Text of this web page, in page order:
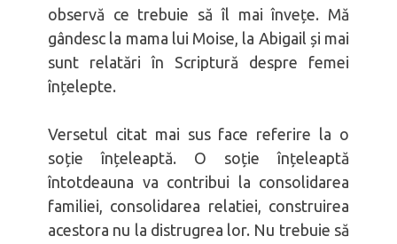
observă ce trebuie să îl mai învețe. Mă
gândesc la mama lui Moise, la Abigail și mai
sunt relatări în Scriptură despre femei
înțelepte.
Versetul citat mai sus face referire la o
soție înțeleaptă. O soție înțeleaptă
întotdeauna va contribui la consolidarea
familiei, consolidarea relatiei, construirea
acestora nu la distrugrea lor. Nu trebuie să